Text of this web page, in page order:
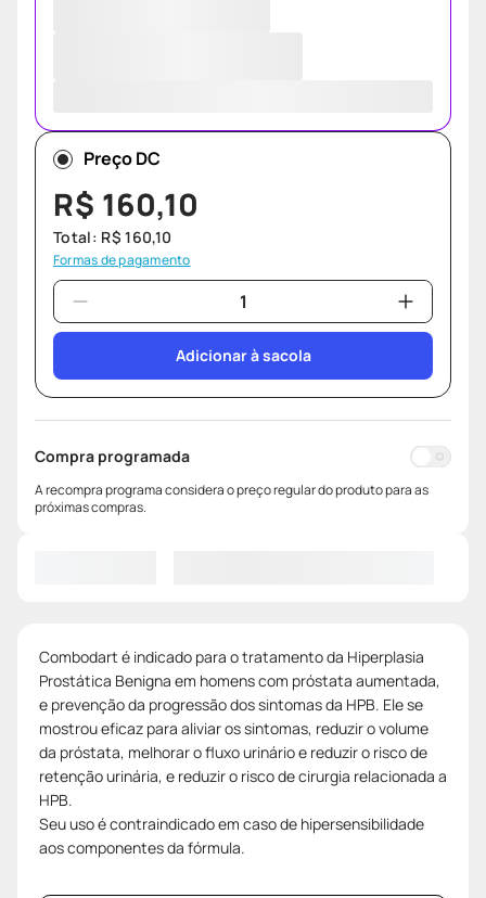
Preço DC
R$ 160,10
Total: R$ 160,10
Formas de pagamento
Adicionar à sacola
Compra programada
A recompra programa considera o preço regular do produto para as
próximas compras.
Combodart é indicado para o tratamento da Hiperplasia
Prostática Benigna em homens com próstata aumentada,
e prevenção da progressão dos sintomas da HPB. Ele se
mostrou eficaz para aliviar os sintomas, reduzir o volume
da próstata, melhorar o fluxo urinário e reduzir o risco de
retenção urinária, e reduzir o risco de cirurgia relacionada a
HPB.
Seu uso é contraindicado em caso de hipersensibilidade
aos componentes da fórmula.